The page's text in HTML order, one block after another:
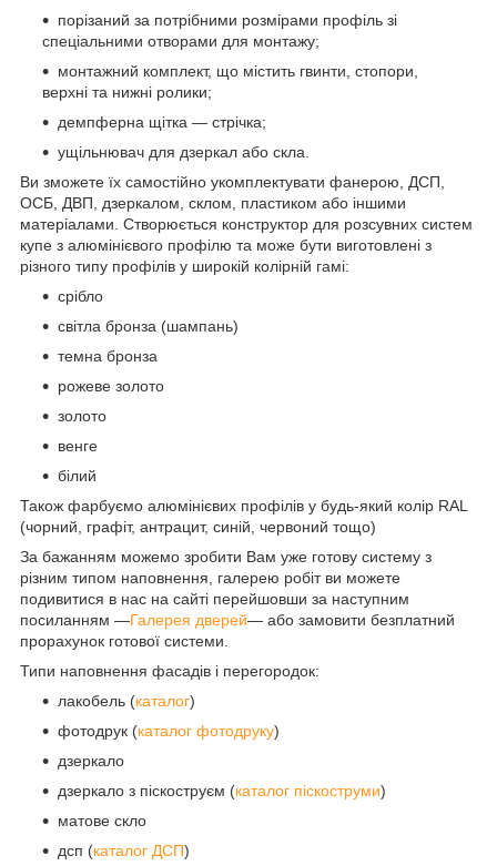
порізаний за потрібними розмірами профіль зі
спеціальними отворами для монтажу;
монтажний комплект, що містить гвинти, стопори,
верхні та нижні ролики;
демпферна щітка — стрічка;
ущільнювач для дзеркал або скла.
Ви зможете їх самостійно укомплектувати фанерою, ДСП,
ОСБ, ДВП, дзеркалом, склом, пластиком або іншими
матеріалами. Створюється конструктор для розсувних систем
купе з алюмінієвого профілю та може бути виготовлені з
різного типу профілів у широкій колірній гамі:
срібло
світла бронза (шампань)
темна бронза
рожеве золото
золото
венге
білий
Також фарбуємо алюмінієвих профілів у будь-який колір RAL
(чорний, графіт, антрацит, синій, червоний тощо)
За бажанням можемо зробити Вам уже готову систему з
різним типом наповнення, галерею робіт ви можете
подивитися в нас на сайті перейшовши за наступним
посиланням —Галерея дверей— або замовити безплатний
прорахунок готової системи.
Типи наповнення фасадів і перегородок:
лакобель (каталог)
фотодрук (каталог фотодруку)
дзеркало
дзеркало з піскоструєм (каталог піскоструми)
матове скло
дсп (каталог ДСП)